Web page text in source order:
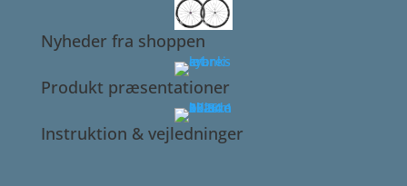
Nyheder fra shoppen
Produkt præsentationer
Instruktion & vejledninger